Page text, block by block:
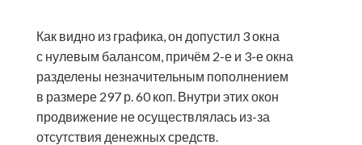
Как видно из графика, он допустил 3 окна
с нулевым балансом, причём 2-е и 3-е окна
разделены незначительным пополнением
в размере 297 р. 60 коп. Внутри этих окон
продвижение не осуществлялась из-за
отсутствия денежных средств.